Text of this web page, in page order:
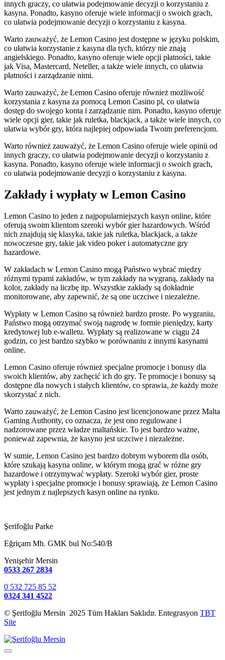
innych graczy, co ułatwia podejmowanie decyzji o korzystaniu z
kasyna. Ponadto, kasyno oferuje wiele informacji o swoich grach,
co ułatwia podejmowanie decyzji o korzystaniu z kasyna.
Warto zauważyć, że Lemon Casino jest dostępne w języku polskim,
co ułatwia korzystanie z kasyna dla tych, którzy nie znają
angielskiego. Ponadto, kasyno oferuje wiele opcji płatności, takie
jak Visa, Mastercard, Neteller, a także wiele innych, co ułatwia
płatności i zarządzanie nimi.
Warto zauważyć, że Lemon Casino oferuje również możliwość
korzystania z kasyna za pomocą Lemon Casino pl, co ułatwia
dostęp do swojego konta i zarządzanie nim. Ponadto, kasyno oferuje
wiele opcji gier, takie jak ruletka, blackjack, a także wiele innych, co
ułatwia wybór gry, która najlepiej odpowiada Twoim preferencjom.
Warto również zauważyć, że Lemon Casino oferuje wiele opinii od
innych graczy, co ułatwia podejmowanie decyzji o korzystaniu z
kasyna. Ponadto, kasyno oferuje wiele informacji o swoich grach,
co ułatwia podejmowanie decyzji o korzystaniu z kasyna.
Zakłady i wypłaty w Lemon Casino
Lemon Casino to jeden z najpopularniejszych kasyn online, które
oferują swoim klientom szeroki wybór gier hazardowych. Wśród
nich znajdują się klasyka, takie jak ruletka, blackjack, a także
nowoczesne gry, takie jak video poker i automatyczne gry
hazardowe.
W zakładach w Lemon Casino mogą Państwo wybrać między
różnymi typami zakładów, w tym zakłady na wygraną, zakłady na
kolor, zakłady na liczbę itp. Wszystkie zakłady są dokładnie
monitorowane, aby zapewnić, że są one uczciwe i niezależne.
Wypłaty w Lemon Casino są również bardzo proste. Po wygraniu,
Państwo mogą otrzymać swoją nagrodę w formie pieniędzy, karty
kredytowej lub e-walletu. Wypłaty są realizowane w ciągu 24
godzin, co jest bardzo szybko w porównaniu z innymi kasynami
online.
Lemon Casino oferuje również specjalne promocje i bonusy dla
swoich klientów, aby zachęcić ich do gry. Te promocje i bonusy są
dostępne dla nowych i stałych klientów, co sprawia, że każdy może
skorzystać z nich.
Warto zauważyć, że Lemon Casino jest licencjonowane przez Malta
Gaming Authority, co oznacza, że jest ono regulowane i
nadzorowane przez władze maltańskie. To jest bardzo ważne,
ponieważ zapewnia, że kasyno jest uczciwe i niezależne.
W sumie, Lemon Casino jest bardzo dobrym wyborem dla osób,
które szukają kasyna online, w którym mogą grać w różne gry
hazardowe i otrzymywać wypłaty. Szeroki wybór gier, proste
wypłaty i specjalne promocje i bonusy sprawiają, że Lemon Casino
jest jednym z najlepszych kasyn online na rynku.
Şerifoğlu Parke
Eğriçam Mh. GMK bul No:540/B
Yenişehir Mersin
0533 267 2834
0 532 725 85 52
0324 341 4522
© Şerifoğlu Mersin 2025 Tüm Hakları Saklıdır. Entegrasyon TBT
Site